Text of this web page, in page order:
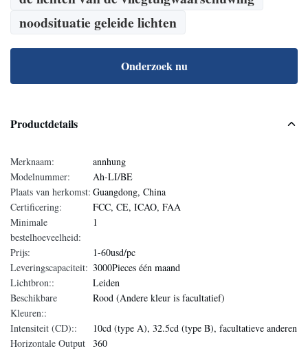
noodsituatie geleide lichten
Onderzoek nu
Productdetails
Merknaam:
annhung
Modelnummer:
Ah-LI/BE
Plaats van herkomst: Guangdong, China
Certificering:
FCC, CE, ICAO, FAA
Minimale
bestelhoeveelheid:
1
Prijs:
1-60usd/pc
Leveringscapaciteit: 3000Pieces één maand
Lichtbron::
Leiden
Beschikbare
Kleuren::
Rood (Andere kleur is facultatief)
Intensiteit (CD)::
10cd (type A), 32.5cd (type B), facultatieve anderen
Horizontale Output 360